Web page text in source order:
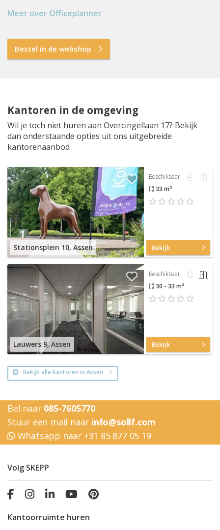
Meer over Officeplanner
Bestel in de webshop
Kantoren in de omgeving
Wil je toch niet huren aan Overcingellaan 17? Bekijk
dan onderstaande opties uit ons uitgebreide
kantorenaanbod
Stationsplein 10, Assen
Beschikbaar
33 m2
Bekijk
Lauwers 9, Assen
Beschikbaar
30 - 33 m2
Bekijk
Bekijk alle kantoren in Assen
Bel naar 085-7605770
Stuur een mail naar info@sollf.com
Whatsapp naar +31 85 877 05 19
Volg SKEPP
Kantoorruimte huren